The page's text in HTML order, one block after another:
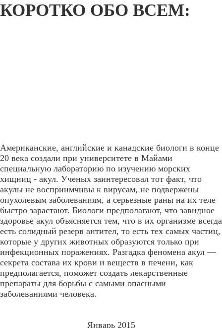
КОРОТКО ОБО ВСЕМ:
Американские, английские и канадские биологи в конце
20 века создали при университете в Майами
специальную лабораторию по изучению морских
хищниц - акул. Ученых заинтересовал тот факт, что
акулы не восприимчивы к вирусам, не подвержены
опухолевым заболеваниям, а серьезные раны на их теле
быстро зарастают. Биологи предполагают, что завидное
здоровье акул объясняется тем, что в их организме всегда
есть солидный резерв антител, то есть тех самых частиц,
которые у других животных образуются только при
инфекционных поражениях. Разгадка феномена акул —
секрета состава их крови и веществ в печени, как
предполагается, поможет создать лекарственные
препараты для борьбы с самыми опасными
заболеваниями человека.
Январь 2015